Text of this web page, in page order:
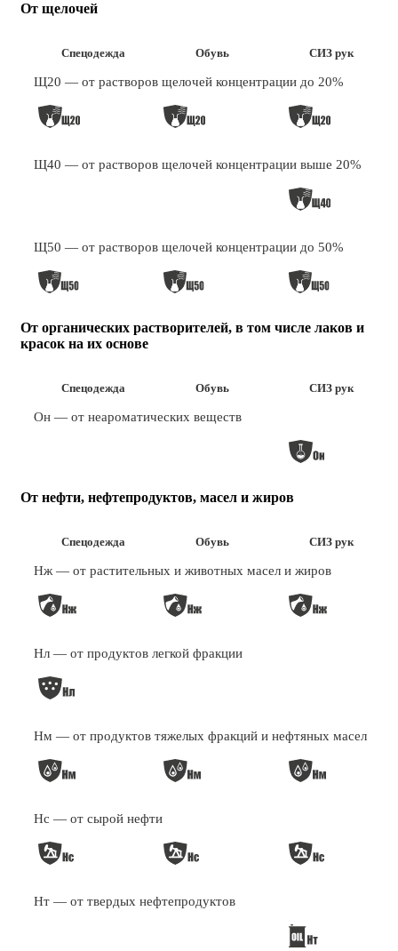
От щелочей
Спецодежда Обувь СИЗ рук
Щ20 — от растворов щелочей концентрации до 20%
Щ40 — от растворов щелочей концентрации выше 20%
Щ50 — от растворов щелочей концентрации до 50%
От органических растворителей, в том числе лаков и
красок на их основе
Спецодежда Обувь СИЗ рук
Он — от неароматических веществ
От нефти, нефтепродуктов, масел и жиров
Спецодежда Обувь СИЗ рук
Нж — от растительных и животных масел и жиров
Нл — от продуктов легкой фракции
Нм — от продуктов тяжелых фракций и нефтяных масел
Нс — от сырой нефти
Нт — от твердых нефтепродуктов